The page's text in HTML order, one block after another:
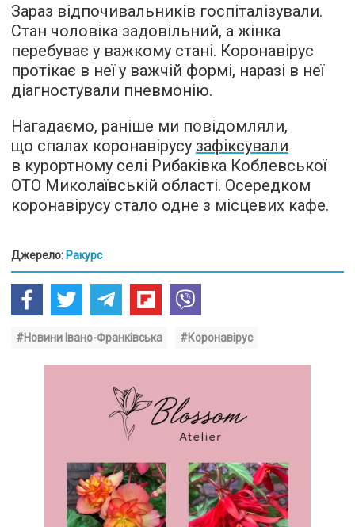
Зараз відпочивальників госпіталізували.
Стан чоловіка задовільний, а жінка
перебуває у важкому стані. Коронавірус
протікає в неї у важчій формі, наразі в неї
діагностували пневмонію.
Нагадаємо, раніше ми повідомляли,
що спалах коронавірусу зафіксували
в курортному селі Рибаківка Коблевської
ОТО Миколаївській області. Осередком
коронавірусу стало одне з місцевих кафе.
Джерело: Ракурс
#Новини Івано-Франківська #Коронавірус